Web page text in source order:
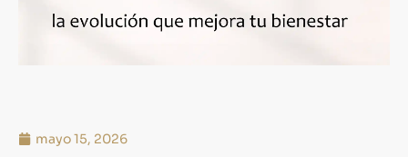
mayo 15, 2026